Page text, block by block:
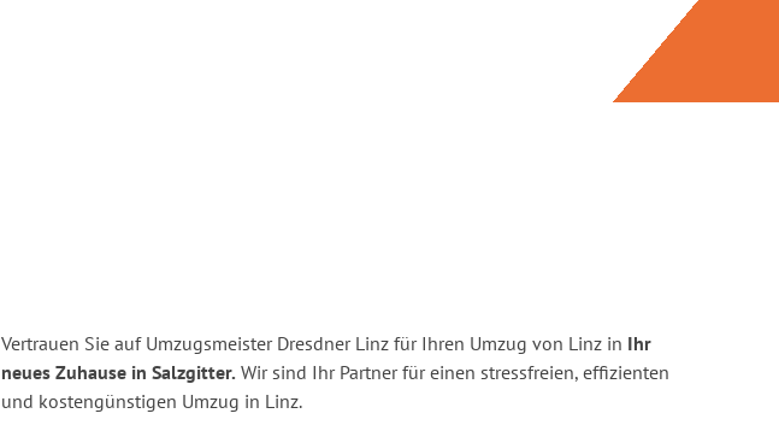
Vertrauen Sie auf Umzugsmeister Dresdner Linz für Ihren Umzug von Linz in Ihr
neues Zuhause in Salzgitter. Wir sind Ihr Partner für einen stressfreien, effizienten
und kostengünstigen Umzug in Linz.